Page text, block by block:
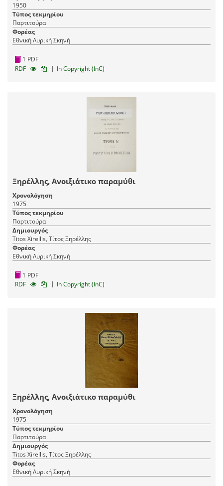
1950
Τύπος τεκμηρίου
Παρτιτούρα
Φορέας
Εθνική Λυρική Σκηνή
1 PDF
RDF
| In Copyright (InC)
Ξηρέλλης, Ανοιξιάτικο παραμύθι
Χρονολόγηση
1975
Τύπος τεκμηρίου
Παρτιτούρα
Δημιουργός
Titos Xirellis, Τίτος Ξηρέλλης
Φορέας
Εθνική Λυρική Σκηνή
1 PDF
RDF
| In Copyright (InC)
Ξηρέλλης, Ανοιξιάτικο παραμύθι
Χρονολόγηση
1975
Τύπος τεκμηρίου
Παρτιτούρα
Δημιουργός
Titos Xirellis, Τίτος Ξηρέλλης
Φορέας
Εθνική Λυρική Σκηνή